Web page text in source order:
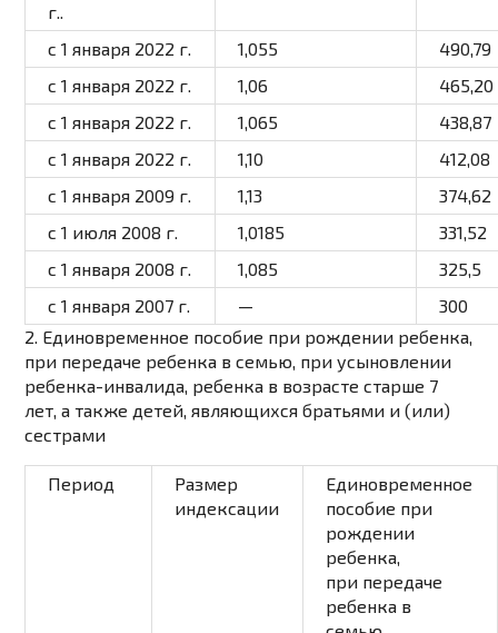
г..
с 1 января 2022 г. 1,055
490,79
с 1 января 2022 г.
1,06
465,20
с 1 января 2022 г.
1,065
438,87
с 1 января 2022 г.
1,10
412,08
с 1 января 2009 г.
1,13
374,62
с 1 июля 2008 г.
1,0185
331,52
с 1 января 2008 г.
1,085
325,5
с 1 января 2007 г.
—
300
2. Единовременное пособие при рождении ребенка,
при передаче ребенка в семью, при усыновлении
ребенка-инвалида, ребенка в возрасте старше 7
лет, а также детей, являющихся братьями и (или)
сестрами
Период
Размер
индексации
Единовременное
пособие при
рождении
ребенка,
при передаче
ребенка в